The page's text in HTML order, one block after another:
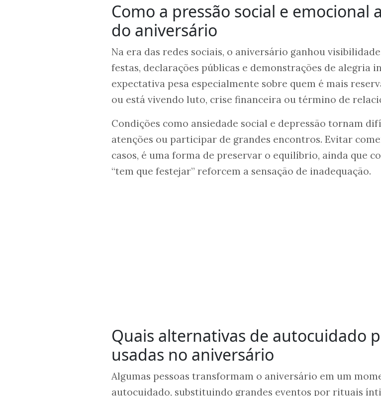
Como a pressão social e emocional
do aniversário
Na era das redes sociais, o aniversário ganhou
festas, declarações públicas e demonstrações de alegria
expectativa pesa especialmente sobre quem é mais
ou está vivendo luto, crise financeira ou término de
Condições como ansiedade social e depressão tornam
atenções ou participar de grandes encontros. Evitar
casos, é uma forma de preservar o equilíbrio, ainda que
“tem que festejar” reforcem a sensação de inadequação.
Quais alternativas de autocuidado
usadas no aniversário
Algumas pessoas transformam o aniversário em um
autocuidado, substituindo grandes eventos por rituais